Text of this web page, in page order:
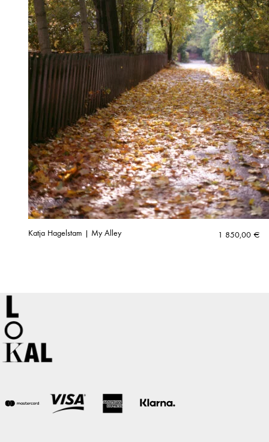
Katja Hagelstam | My Alley 1 850,00 €